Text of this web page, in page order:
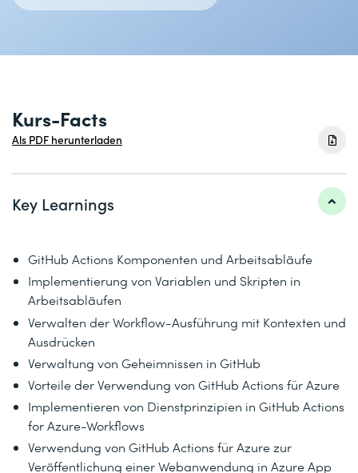
Kurs-Facts
Als PDF herunterladen
Key Learnings
GitHub Actions Komponenten und Arbeitsabläufe
Implementierung von Variablen und Skripten in
Arbeitsabläufen
Verwalten der Workflow-Ausführung mit Kontexten und
Ausdrücken
Verwaltung von Geheimnissen in GitHub
Vorteile der Verwendung von GitHub Actions für Azure
Implementieren von Dienstprinzipien in GitHub Actions
for Azure-Workflows
Verwendung von GitHub Actions für Azure zur
Veröffentlichung einer Webanwendung in Azure App